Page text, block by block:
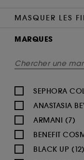
MASQUER LES
MARQUES
SEPHORA
ANASTASIA
ARMANI (7)
BENEFIT
BLACK UP (12)